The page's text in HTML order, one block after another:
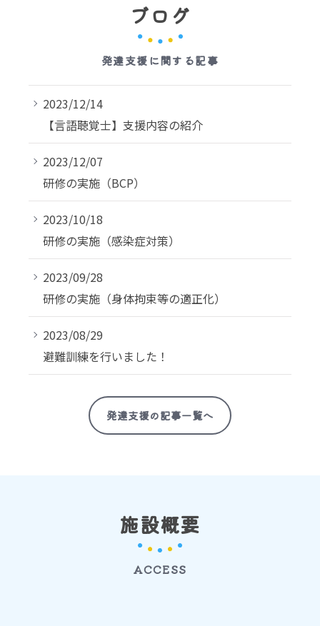
ブログ
発達支援に関する記事
2023/12/14
【言語聴覚士】支援内容の紹介
2023/12/07
研修の実施（BCP）
2023/10/18
研修の実施（感染症対策）
2023/09/28
研修の実施（身体拘束等の適正化）
2023/08/29
避難訓練を行いました！
発達支援の記事一覧へ
施設概要
ACCESS